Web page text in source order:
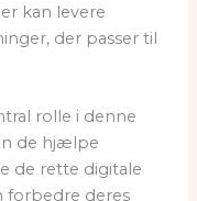
kan levere
der passer til
rolle i denne
de hjælpe
de rette digitale
forbedre deres